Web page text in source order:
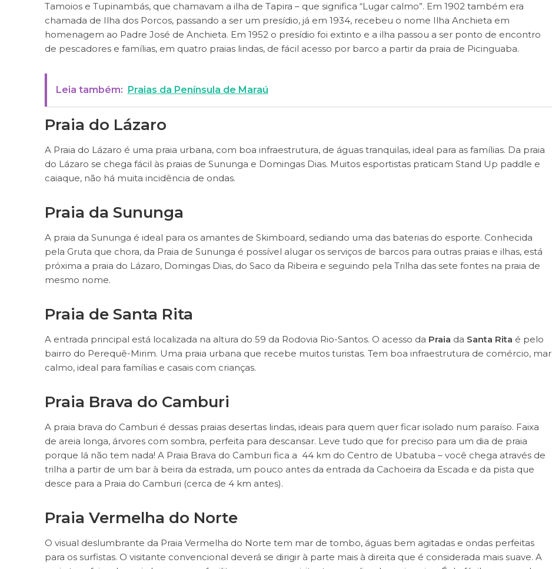
Tamoios e Tupinambás, que chamavam a ilha de Tapira – que significa “Lugar calmo”. Em 1902 também era
chamada de Ilha dos Porcos, passando a ser um presídio, já em 1934, recebeu o nome Ilha Anchieta em
homenagem ao Padre José de Anchieta. Em 1952 o presídio foi extinto e a ilha passou a ser ponto de encontro
de pescadores e famílias, em quatro praias lindas, de fácil acesso por barco a partir da praia de Picinguaba.
Leia também: Praias da Península de Maraú
Praia do Lázaro
A Praia do Lázaro é uma praia urbana, com boa infraestrutura, de águas tranquilas, ideal para as famílias. Da praia
do Lázaro se chega fácil às praias de Sununga e Domingas Dias. Muitos esportistas praticam Stand Up paddle e
caiaque, não há muita incidência de ondas.
Praia da Sununga
A praia da Sununga é ideal para os amantes de Skimboard, sediando uma das baterias do esporte. Conhecida
pela Gruta que chora, da Praia de Sununga é possível alugar os serviços de barcos para outras praias e ilhas, está
próxima a praia do Lázaro, Domingas Dias, do Saco da Ribeira e seguindo pela Trilha das sete fontes na praia de
mesmo nome.
Praia de Santa Rita
A entrada principal está localizada na altura do 59 da Rodovia Rio-Santos. O acesso da Praia da Santa Rita é pelo
bairro do Perequê-Mirim. Uma praia urbana que recebe muitos turistas. Tem boa infraestrutura de comércio, mar
calmo, ideal para famílias e casais com crianças.
Praia Brava do Camburi
A praia brava do Camburi é dessas praias desertas lindas, ideais para quem quer ficar isolado num paraíso. Faixa
de areia longa, árvores com sombra, perfeita para descansar. Leve tudo que for preciso para um dia de praia
porque lá não tem nada! A Praia Brava do Camburi fica a 44 km do Centro de Ubatuba – você chega através de
trilha a partir de um bar à beira da estrada, um pouco antes da entrada da Cachoeira da Escada e da pista que
desce para a Praia do Camburi (cerca de 4 km antes).
Praia Vermelha do Norte
O visual deslumbrante da Praia Vermelha do Norte tem mar de tombo, águas bem agitadas e ondas perfeitas
para os surfistas. O visitante convencional deverá se dirigir à parte mais à direita que é considerada mais suave. A